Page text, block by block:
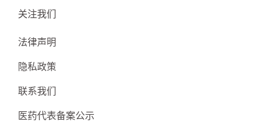
关注我们
法律声明
隐私政策
联系我们
医药代表备案公示